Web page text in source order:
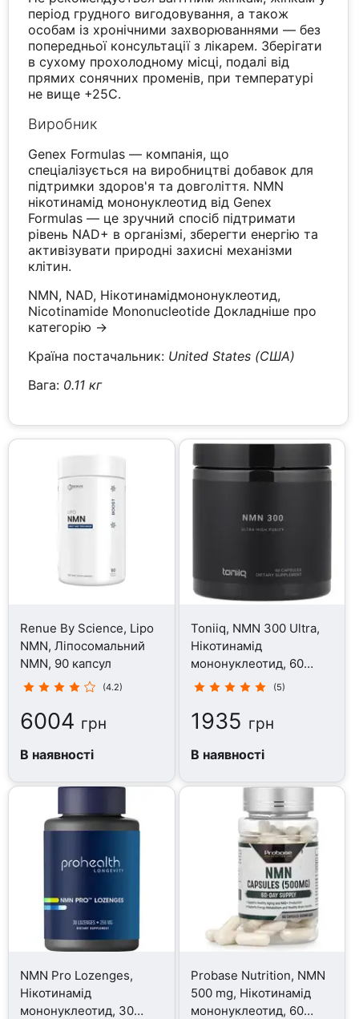
період грудного вигодовування, а також
особам із хронічними захворюваннями — без
попередньої консультації з лікарем. Зберігати
в сухому прохолодному місці, подалі від
прямих сонячних променів, при температурі
не вище +25C.
Виробник
Genex Formulas — компанія, що
спеціалізується на виробництві добавок для
підтримки здоров'я та довголіття. NMN
нікотинамід мононуклеотид від Genex
Formulas — це зручний спосіб підтримати
рівень NAD+ в організмі, зберегти енергію та
активізувати природні захисні механізми
клітин.
NMN, NAD, Нікотинамідмононуклеотид,
Nicotinamide MononucleotideДокладніше про
категорію →
Країна постачальник: United States (США)
Вага: 0.11 кг
Renue By Science, Lipo
NMN, Ліпосомальний
NMN, 90 капсул
(4.2)
6004 грн
В наявності
Toniiq, NMN 300 Ultra,
Нікотинамід
мононуклеотид, 60
капсул
(5)
1935 грн
В наявності
NMN Pro Lozenges,
Нікотинамід
мононуклеотид, 30
Probase Nutrition, NMN
500 mg, Нікотинамід
мононуклеотид, 60